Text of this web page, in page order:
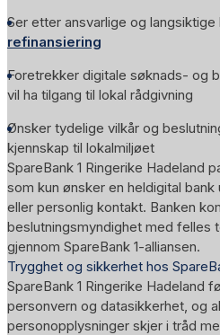
Ser etter ansvarlige og
refinansiering
Foretrekker digitale søknads- og
vil ha tilgang til lokal rådgivning
Ønsker tydelige vilkår og
kjennskap til lokalmiljøet
SpareBank 1 Ringerike Hadeland
som kun ønsker en heldigital
eller personlig kontakt. Banken
beslutningsmyndighet med felles
gjennom SpareBank 1-alliansen.
Trygghet og sikkerhet hos
SpareBank 1 Ringerike Hadeland
personvern og datasikkerhet, og
personopplysninger skjer i tråd